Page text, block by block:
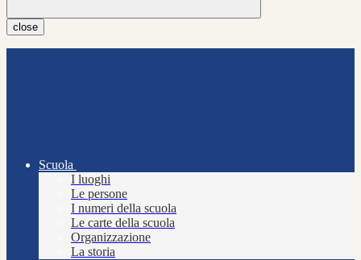
close
Scuola
I luoghi
Le persone
I numeri della scuola
Le carte della scuola
Organizzazione
La storia